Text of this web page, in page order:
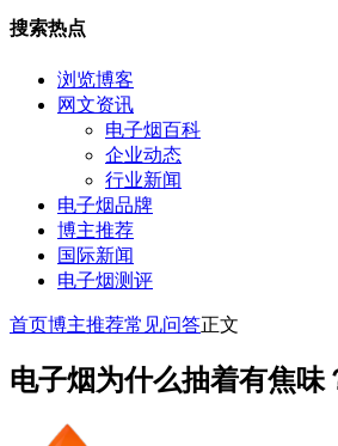
搜索热点
浏览博客
网文资讯
电子烟百科
企业动态
行业新闻
电子烟品牌
博主推荐
国际新闻
电子烟测评
首页博主推荐常见问答正文
电子烟为什么抽着有焦味